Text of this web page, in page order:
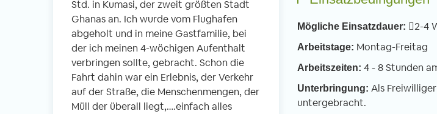
Std. in Kumasi, der zweit größten Stadt
Ghanas an. Ich wurde vom Flughafen
abgeholt und in meine Gastfamilie, bei
der ich meinen 4-wöchigen Aufenthalt
verbringen sollte, gebracht. Schon die
Fahrt dahin war ein Erlebnis, der Verkehr
auf der Straße, die Menschenmengen, der
Müll der überall liegt,….einfach alles
Mögliche Einsatzdauer: 2-4
Arbeitstage: Montag-Freitag
Arbeitszeiten: 4 - 8 Stunden
Unterbringung: Als
untergebracht.